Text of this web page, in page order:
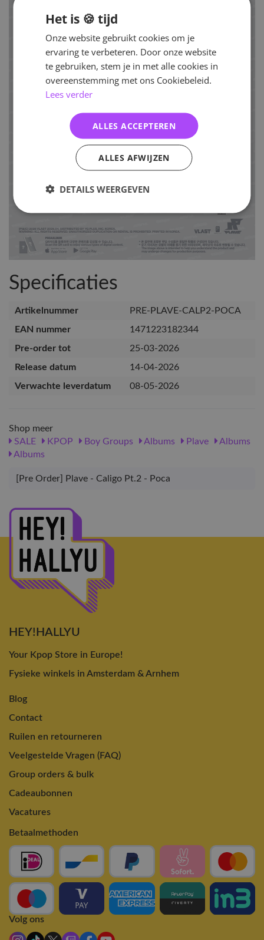
Specificaties
Artikelnummer
PRE-PLAVE-CALP2-POCA
EAN nummer
1471223182344
Pre-order tot
25-03-2026
Release datum
14-04-2026
Verwachte leverdatum
08-05-2026
Shop meer
SALE
KPOP Boy Groups Albums Plave
Albums
Albums
[Pre Order] Plave - Caligo Pt.2 - Poca
HEY!HALLYU
Your Kpop Store in Europe!
Fysieke winkels in Amsterdam & Arnhem
Blog
Contact
Ruilen en retourneren
Veelgestelde Vragen (FAQ)
Group orders & bulk
Cadeaubonnen
Vacatures
Betaalmethoden
Volg ons
Het is 🍪 tijd
Onze website gebruikt cookies om je
ervaring te verbeteren. Door onze website
te gebruiken, stem je in met alle cookies in
overeenstemming met ons Cookiebeleid.
Lees verder
ALLES ACCEPTEREN
ALLES AFWIJZEN
DETAILS WEERGEVEN